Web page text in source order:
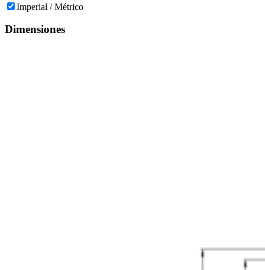
Imperial / Métrico
Dimensiones